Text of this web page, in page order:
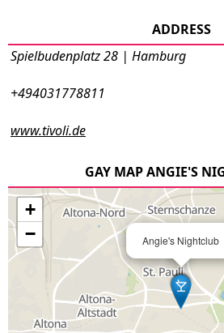
ADDRESS
Spielbudenplatz 28 | Hamburg
+494031778811
www.tivoli.de
GAY MAP ANGIE'S
Angie's Nightclub
+
−